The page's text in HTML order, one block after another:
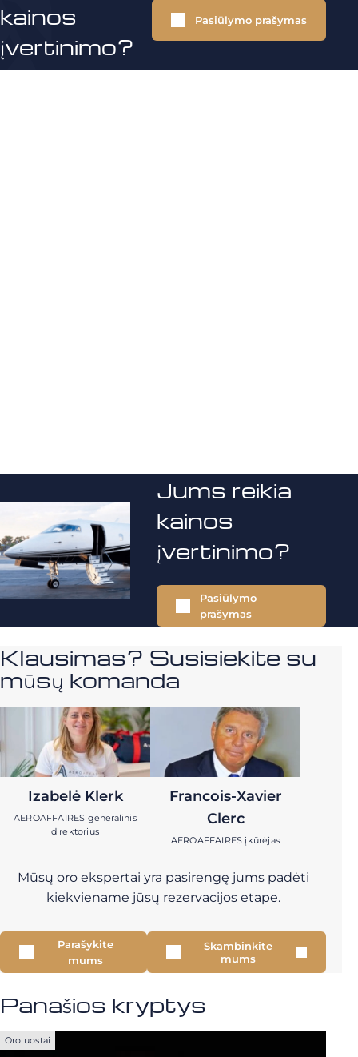
kainos
įvertinimo?
Pasiūlymo prašymas
Jums reikia
kainos
įvertinimo?
Pasiūlymo
prašymas
Klausimas? Susisiekite su
mūsų komanda
Izabelė Klerk
AEROAFFAIRES generalinis
direktorius
Francois-Xavier
Clerc
AEROAFFAIRES įkūrėjas
Mūsų oro ekspertai yra pasirengę jums padėti
kiekviename jūsų rezervacijos etape.
Parašykite
mums
Skambinkite
mums
Panašios kryptys
Oro uostai